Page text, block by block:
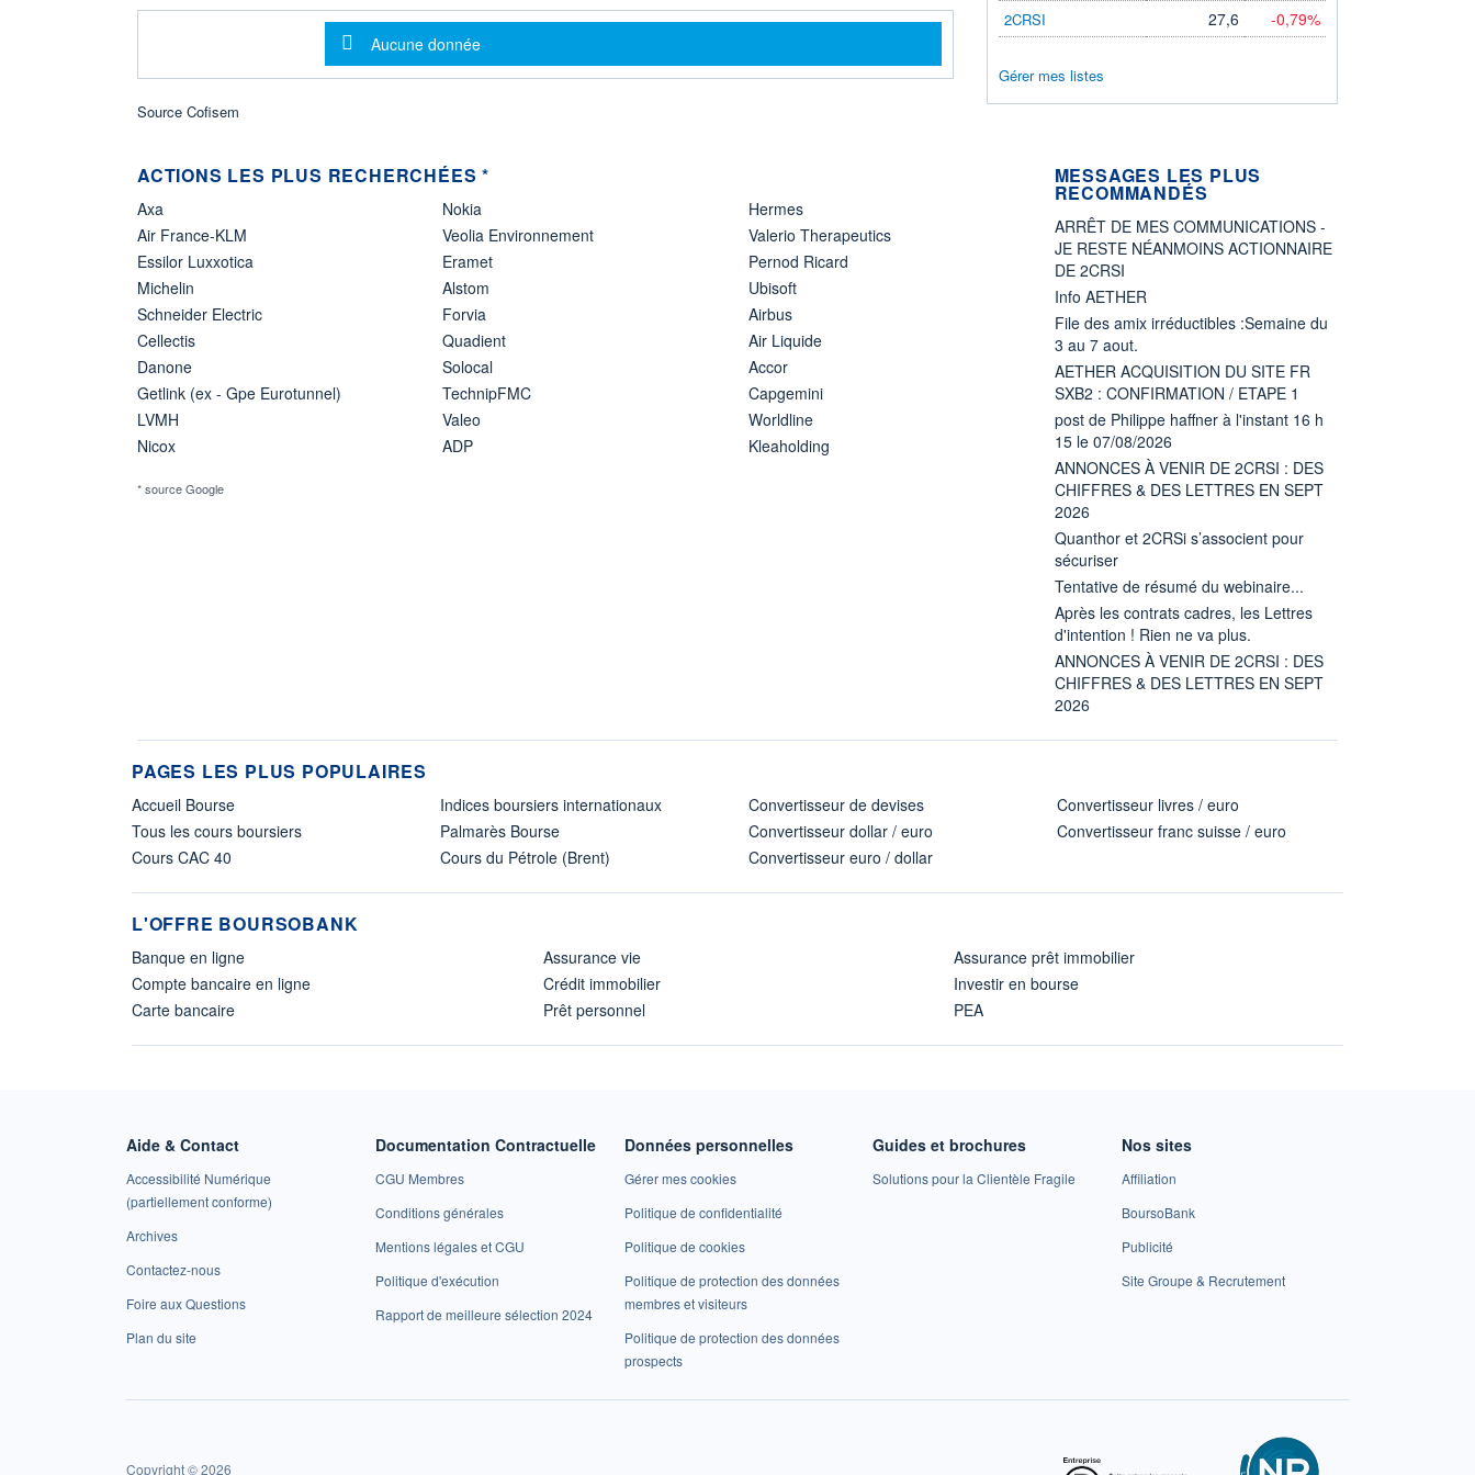
Message d'information
Aucune donnée
Source Cofisem
2CRSI 27,6 -0,79%
Gérer mes listes
ACTIONS LES PLUS RECHERCHÉES *
Axa
Air France-KLM
Essilor Luxxotica
Michelin
Schneider Electric
Cellectis
Danone
Getlink (ex - Gpe Eurotunnel)
LVMH
Nicox
Nokia
Veolia Environnement
Eramet
Alstom
Forvia
Quadient
Solocal
TechnipFMC
Valeo
ADP
Hermes
Valerio Therapeutics
Pernod Ricard
Ubisoft
Airbus
Air Liquide
Accor
Capgemini
Worldline
Kleaholding
* source Google
MESSAGES LES PLUS
RECOMMANDÉS
ARRÊT DE MES COMMUNICATIONS -
JE RESTE NÉANMOINS ACTIONNAIRE
DE 2CRSI
Info AETHER
File des amix irréductibles :Semaine du
3 au 7 aout.
AETHER ACQUISITION DU SITE FR
SXB2 : CONFIRMATION / ETAPE 1
post de Philippe haffner à l'instant 16 h
15 le 07/08/2026
ANNONCES À VENIR DE 2CRSI : DES
CHIFFRES & DES LETTRES EN SEPT
2026
Quanthor et 2CRSi s’associent pour
sécuriser
Tentative de résumé du webinaire...
Après les contrats cadres, les Lettres
d'intention ! Rien ne va plus.
ANNONCES À VENIR DE 2CRSI : DES
CHIFFRES & DES LETTRES EN SEPT
2026
PAGES LES PLUS POPULAIRES
Accueil Bourse
Tous les cours boursiers
Cours CAC 40
Indices boursiers internationaux
Palmarès Bourse
Cours du Pétrole (Brent)
Convertisseur de devises
Convertisseur dollar / euro
Convertisseur euro / dollar
Convertisseur livres / euro
Convertisseur franc suisse / euro
L'OFFRE BOURSOBANK
Banque en ligne
Compte bancaire en ligne
Carte bancaire
Assurance vie
Crédit immobilier
Prêt personnel
Assurance prêt immobilier
Investir en bourse
PEA
Aide & Contact
Accessibilité Numérique
(partiellement conforme)
Archives
Contactez-nous
Foire aux Questions
Plan du site
Documentation Contractuelle
CGU Membres
Conditions générales
Mentions légales et CGU
Politique d'exécution
Rapport de meilleure sélection 2024
Données personnelles
Gérer mes cookies
Politique de confidentialité
Politique de cookies
Politique de protection des données
membres et visiteurs
Politique de protection des données
prospects
Guides et brochures
Solutions pour la Clientèle Fragile
Nos sites
Affiliation
BoursoBank
Publicité
Site Groupe & Recrutement
Copyright © 2026